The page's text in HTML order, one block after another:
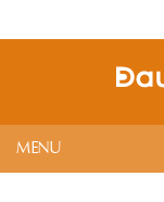
MENU